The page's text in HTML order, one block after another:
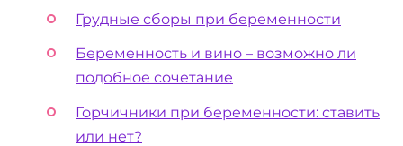
Грудные сборы при беременности
Беременность и вино – возможно ли
подобное сочетание
Горчичники при беременности: ставить
или нет?